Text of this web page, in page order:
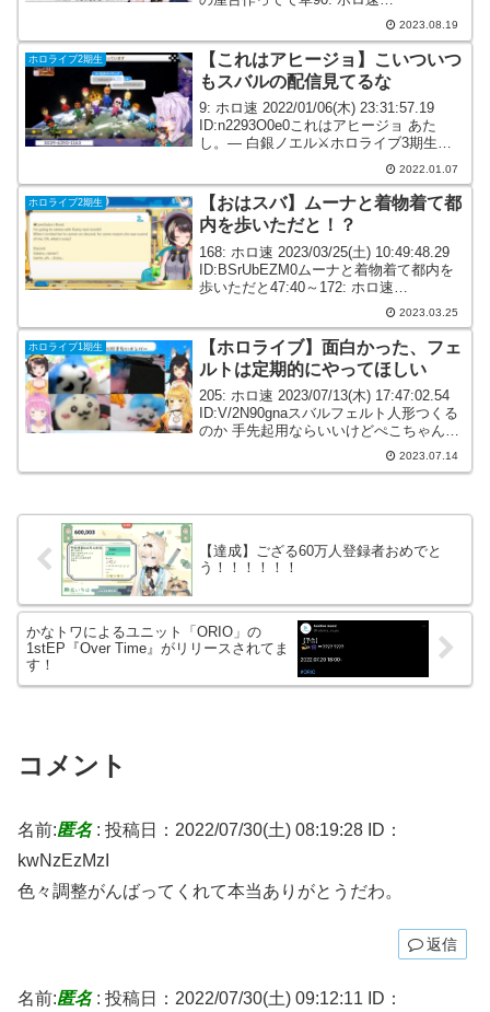
ID:gIRe7FAb0>>89去年はな...
2023.08.19
ホロライブ2期生
【これはアヒージョ】こいついつ
もスバルの配信見てるな
9: ホロ速 2022/01/06(木) 23:31:57.19
ID:n2293O0e0これはアヒージョ あた
し。— 白銀ノエル⚔ホロライブ3期生
(@shiroganenoel) January 6, 202229:56
2022.01.07
ホロライブ2期生
【おはスバ】ムーナと着物着て都
内を歩いただと！？
168: ホロ速 2023/03/25(土) 10:49:48.29
ID:BSrUbEZM0ムーナと着物着て都内を
歩いただと47:40～172: ホロ速
2023.03.25
ホロライブ1期生
【ホロライブ】面白かった、フェ
ルトは定期的にやってほしい
205: ホロ速 2023/07/13(木) 17:47:02.54
ID:V/2N90gnaスバルフェルト人形つくる
のか 手先起用ならいいけどぺこちゃんち
いかわの悲劇を思い出す368: ホロ速2023.07.14
【達成】ござる60万人登録者おめでと
う！！！！！！
かなトワによるユニット「ORIO」の
1stEP『Over Time』がリリースされてま
す！
コメント
名前:匿名: 投稿日：2022/07/30(土) 08:19:28 ID：
kwNzEzMzI
色々調整がんばってくれて本当ありがとうだわ。
返信
名前:匿名: 投稿日：2022/07/30(土) 09:12:11
ID：